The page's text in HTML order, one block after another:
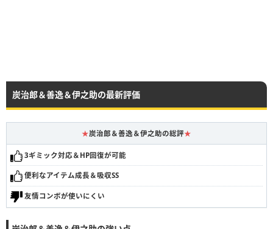
炭治郎＆善逸＆伊之助の最新評価
★炭治郎＆善逸＆伊之助の総評★
3ギミック対応＆HP回復が可能
便利なアイテム成長＆吸収SS
友情コンボが使いにくい